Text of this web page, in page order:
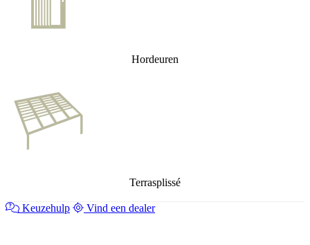
Hordeuren
Terrasplissé
Keuzehulp Vind een dealer